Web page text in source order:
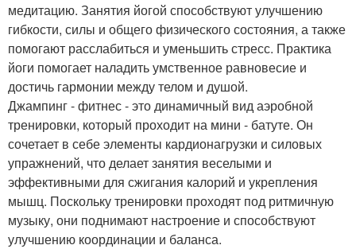
медитацию. Занятия йогой способствуют улучшению
гибкости, силы и общего физического состояния, а также
помогают расслабиться и уменьшить стресс. Практика
йоги помогает наладить умственное равновесие и
достичь гармонии между телом и душой.
Джампинг - фитнес - это динамичный вид аэробной
тренировки, который проходит на мини - батуте. Он
сочетает в себе элементы кардионагрузки и силовых
упражнений, что делает занятия веселыми и
эффективными для сжигания калорий и укрепления
мышц. Поскольку тренировки проходят под ритмичную
музыку, они поднимают настроение и способствуют
улучшению координации и баланса.